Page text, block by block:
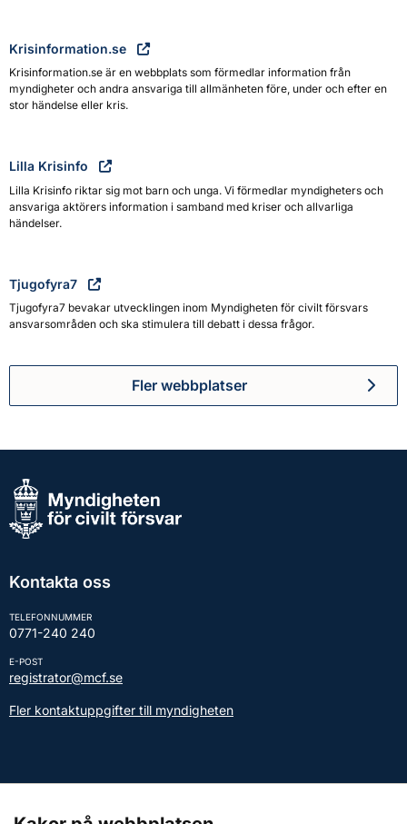
Krisinformation.se
Krisinformation.se är en webbplats som förmedlar information från
myndigheter och andra ansvariga till allmänheten före, under och efter en
stor händelse eller kris.
Lilla Krisinfo
Lilla Krisinfo riktar sig mot barn och unga. Vi förmedlar myndigheters och
ansvariga aktörers information i samband med kriser och allvarliga
händelser.
Tjugofyra7
Tjugofyra7 bevakar utvecklingen inom Myndigheten för civilt försvars
ansvarsområden och ska stimulera till debatt i dessa frågor.
Fler webbplatser
Kontakta oss
TELEFONNUMMER
0771-240 240
E-POST
registrator@mcf.se
Fler kontaktuppgifter till myndigheten